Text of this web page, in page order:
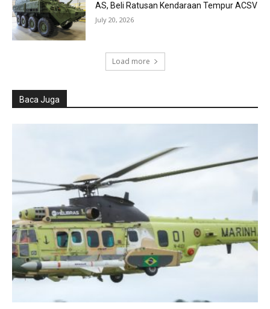
AS, Beli Ratusan Kendaraan Tempur ACSV
July 20, 2026
Load more
Baca Juga